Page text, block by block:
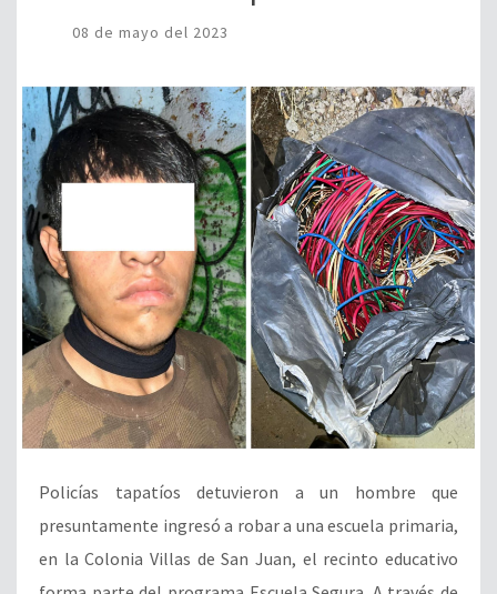
08 de mayo del 2023
Policías tapatíos detuvieron a un hombre que
presuntamente ingresó a robar a una escuela primaria,
en la Colonia Villas de San Juan, el recinto educativo